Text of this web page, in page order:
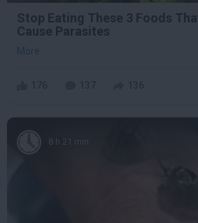
Stop Eating These 3 Foods
Cause Parasites
More
8 h 21 min